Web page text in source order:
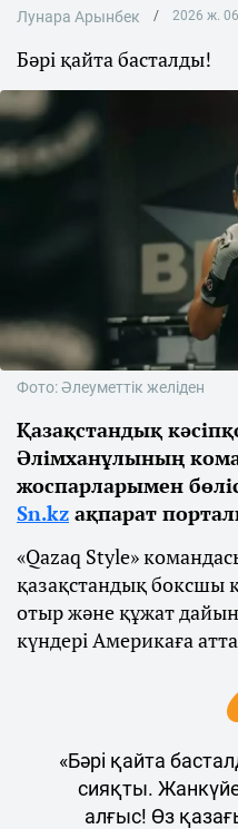
Лунара Арынбек 2026 ж.
Бәрі қайта басталды!
Фото: Әлеуметтік желіден
Қазақстандық
Әлімханұлының
жоспарларымен
Sn.kz ақпарат
«Qazaq Style»
қазақстандық боксшы
отыр және құжат
күндері Америкаға
«Бәрі қайта
сияқты.
алғыс! Өз